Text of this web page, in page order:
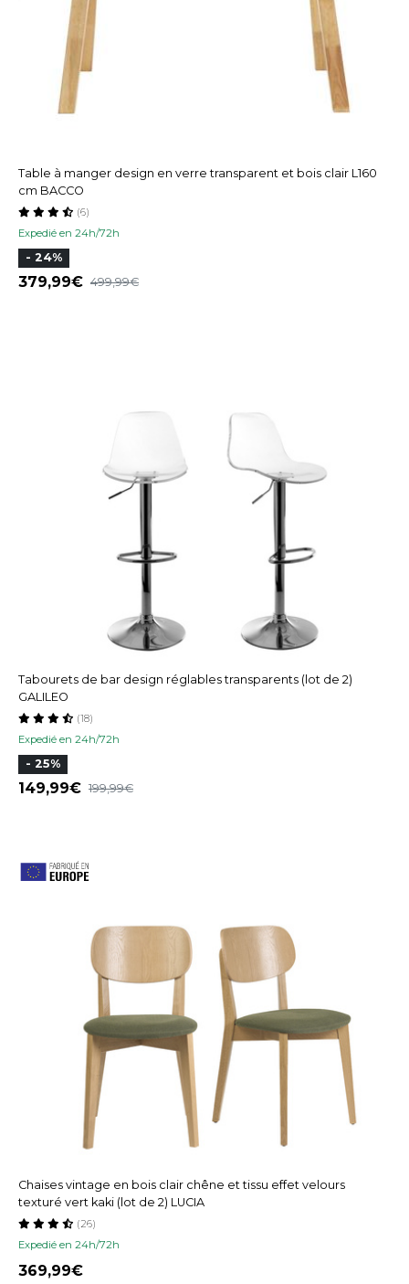
Table à manger design en verre transparent et bois clair L160
cm BACCO
Expedié en 24h/72h
(6)
- 24%
379,99 499,99
Tabourets de bar design réglables transparents (lot de 2)
GALILEO
Expedié en 24h/72h
(18)
- 25%
149,99 199,99
Chaises vintage en bois clair chêne et tissu effet velours
texturé vert kaki (lot de 2) LUCIA
Expedié en 24h/72h
(26)
369,99